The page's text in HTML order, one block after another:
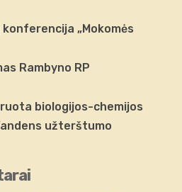
„Mokomės
Rambyno RP
biologijos-chemijos
užterštumo